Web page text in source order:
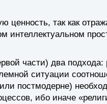
ценность, так как
интеллектуальном
части) два подхода:
ситуации
постмодерне)
ибо иначе